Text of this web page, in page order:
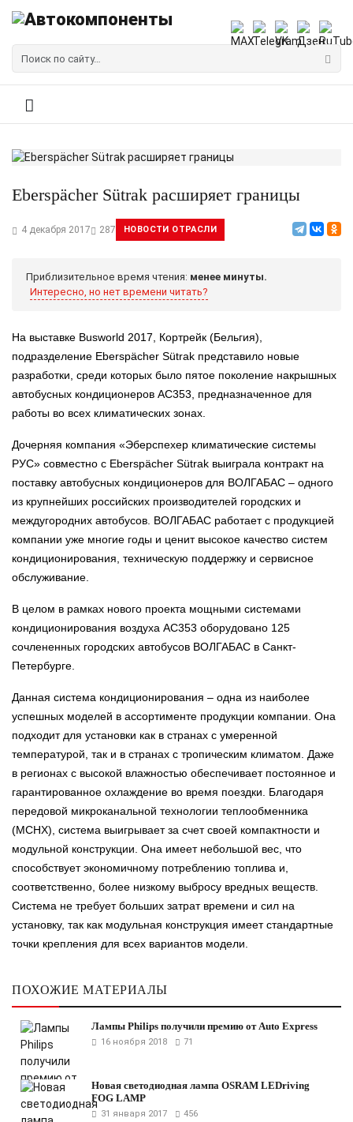
Eberspächer Sütrak расширяет границы
4 декабря 2017 287 НОВОСТИ ОТРАСЛИ
Приблизительное время чтения: менее минуты.
Интересно, но нет времени читать?
На выставке Busworld 2017, Кортрейк (Бельгия),
подразделение Eberspächer Sütrak представило новые
разработки, среди которых было пятое поколение накрышных
автобусных кондиционеров AC353, предназначенное для
работы во всех климатических зонах.
Дочерняя компания «Эберспехер климатические системы
РУС» совместно с Eberspächer Sütrak выиграла контракт на
поставку автобусных кондиционеров для ВОЛГАБАС – одного
из крупнейших российских производителей городских и
междугородних автобусов. ВОЛГАБАС работает с продукцией
компании уже многие годы и ценит высокое качество систем
кондиционирования, техническую поддержку и сервисное
обслуживание.
В целом в рамках нового проекта мощными системами
кондиционирования воздуха АС353 оборудовано 125
сочлененных городских автобусов ВОЛГАБАС в Санкт-
Петербурге.
Данная система кондиционирования – одна из наиболее
успешных моделей в ассортименте продукции компании. Она
подходит для установки как в странах с умеренной
температурой, так и в странах с тропическим климатом. Даже
в регионах с высокой влажностью обеспечивает постоянное и
гарантированное охлаждение во время поездки. Благодаря
передовой микроканальной технологии теплообменника
(MCHX), система выигрывает за счет своей компактности и
модульной конструкции. Она имеет небольшой вес, что
способствует экономичному потреблению топлива и,
соответственно, более низкому выбросу вредных веществ.
Система не требует больших затрат времени и сил на
установку, так как модульная конструкция имеет стандартные
точки крепления для всех вариантов модели.
ПОХОЖИЕ МАТЕРИАЛЫ
Лампы Philips получили премию от Auto Express
16 ноября 2018 71
Новая светодиодная лампа OSRAM LEDriving
FOG LAMP
31 января 2017 456